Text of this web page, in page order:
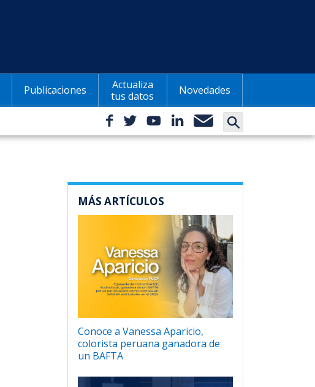
Publicaciones
Actualiza
tus datos
Novedades
MÁS ARTÍCULOS
Conoce a Vanessa Aparicio,
colorista peruana ganadora de
un BAFTA